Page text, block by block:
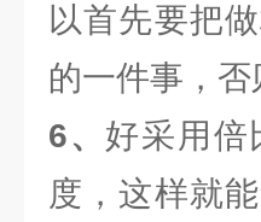
以首先要把
的一件事，
6、 好采用倍
度，这样就